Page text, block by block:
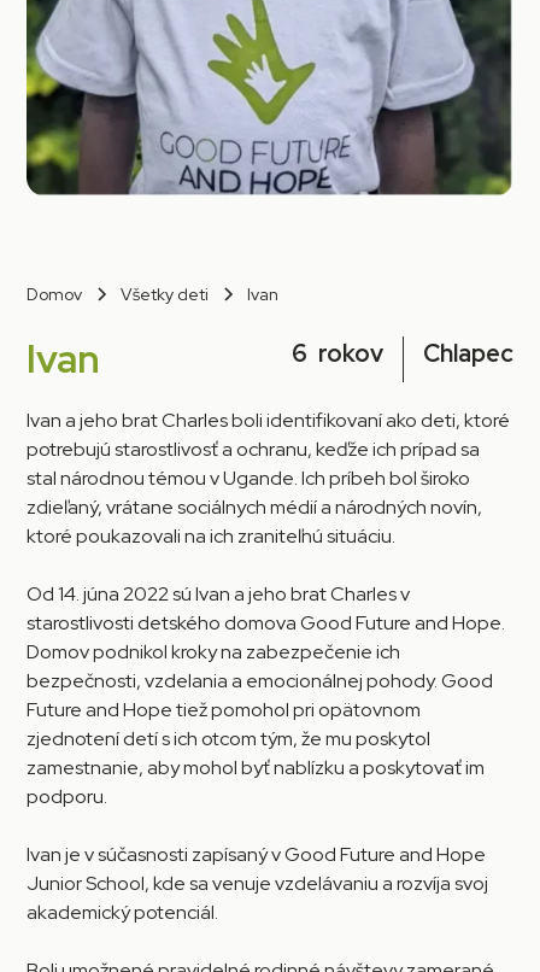
Domov Všetky deti Ivan
Ivan 6 rokov Chlapec
Ivan a jeho brat Charles boli identifikovaní ako deti, ktoré
potrebujú starostlivosť a ochranu, keďže ich prípad sa
stal národnou témou v Ugande. Ich príbeh bol široko
zdieľaný, vrátane sociálnych médií a národných novín,
ktoré poukazovali na ich zraniteľnú situáciu.
Od 14. júna 2022 sú Ivan a jeho brat Charles v
starostlivosti detského domova Good Future and Hope.
Domov podnikol kroky na zabezpečenie ich
bezpečnosti, vzdelania a emocionálnej pohody. Good
Future and Hope tiež pomohol pri opätovnom
zjednotení detí s ich otcom tým, že mu poskytol
zamestnanie, aby mohol byť nablízku a poskytovať im
podporu.
Ivan je v súčasnosti zapísaný v Good Future and Hope
Junior School, kde sa venuje vzdelávaniu a rozvíja svoj
akademický potenciál.